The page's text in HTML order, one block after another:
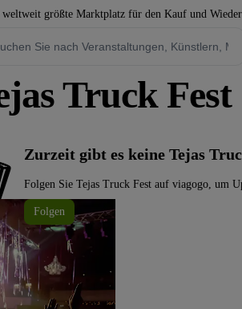
größte Marktplatz für den Kauf und
Truck Fest
Zurzeit gibt es keine Tejas
Folgen Sie Tejas Truck Fest auf viagogo, um
Folgen